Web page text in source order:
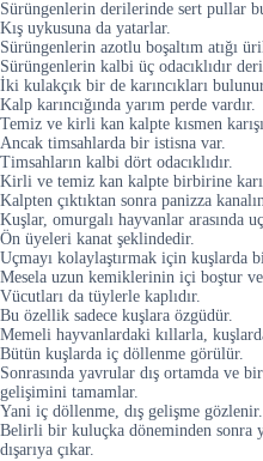
Sürüngenlerin derilerinde sert pullar
Kış uykusuna da yatarlar.
Sürüngenlerin azotlu boşaltım atığı
Sürüngenlerin kalbi üç odacıklıdır
İki kulakçık bir de karıncıkları
Kalp karıncığında yarım perde vardır.
Temiz ve kirli kan kalpte kısmen
Ancak timsahlarda bir istisna var.
Timsahların kalbi dört odacıklıdır.
Kirli ve temiz kan kalpte birbirine
Kalpten çıktıktan sonra panizza
Kuşlar, omurgalı hayvanlar arasında
Ön üyeleri kanat şeklindedir.
Uçmayı kolaylaştırmak için kuşlarda
Mesela uzun kemiklerinin içi boştur
Vücutları da tüylerle kaplıdır.
Bu özellik sadece kuşlara özgüdür.
Memeli hayvanlardaki kıllarla,
Bütün kuşlarda iç döllenme görülür.
Sonrasında yavrular dış ortamda ve
gelişimini tamamlar.
Yani iç döllenme, dış gelişme gözlenir.
Belirli bir kuluçka döneminden sonra
dışarıya çıkar.